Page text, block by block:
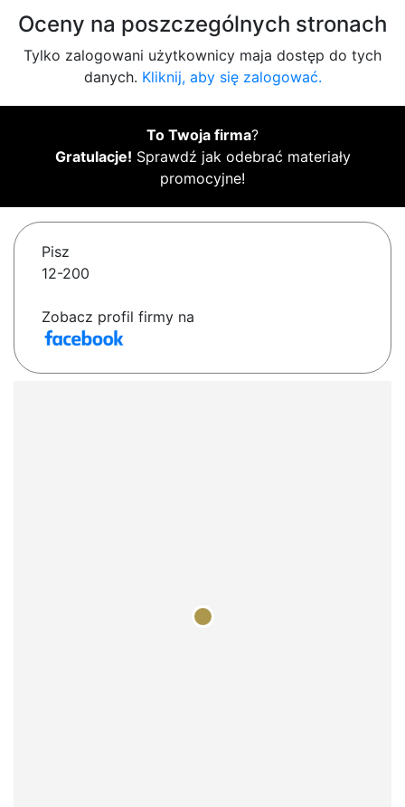
Oceny na poszczególnych stronach
Tylko zalogowani użytkownicy maja dostęp do tych
danych. Kliknij, aby się zalogować.
To Twoja firma?
Gratulacje! Sprawdź jak odebrać materiały
promocyjne!
Pisz
12-200
Zobacz profil firmy na